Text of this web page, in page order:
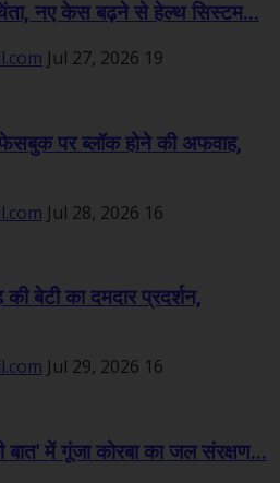
नए केस बढ़ने से हेल्थ सिस्टम...
Jul 27, 2026 19
फेसबुक पर ब्लॉक होने की अफवाह,
Jul 28, 2026 16
बेटी का दमदार प्रदर्शन,
Jul 29, 2026 16
में गूंजा कोरबा का जल संरक्षण...